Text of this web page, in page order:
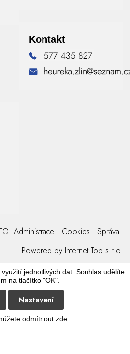
Kontakt
Administrace Cookies
Správa
Powered by Internet Top s.r.o.
jednotlivých dat. Souhlas udělíte
na tlačítko "OK".
Nastavení
odmítnout zde.